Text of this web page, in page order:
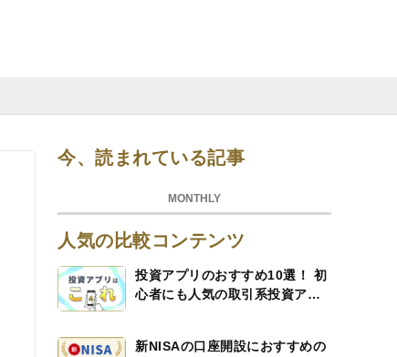
今、読まれている記事
MONTHLY
人気の比較コンテンツ
投資アプリのおすすめ10選！ 初
心者にも人気の取引系投資アプ
新NISAの口座開設におすすめの